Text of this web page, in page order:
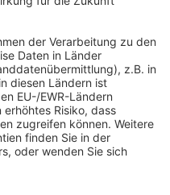
Qualifikation nicht
nach
die nötige